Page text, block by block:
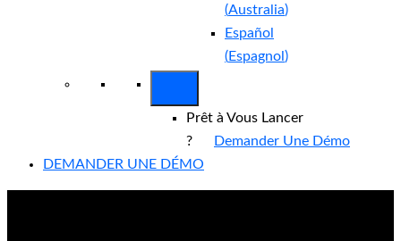
(Australia)
Español
(Espagnol )
Prêt à Vous Lancer
?
Demander Une Démo
DEMANDER UNE DÉMO